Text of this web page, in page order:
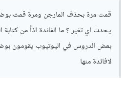
قمت مرة بحذف المارجن ومرة قمت
يحدث اي تغير ؟ ما الفائدة اذاً من
بعض الدروس في اليوتيوب يقومون
لافائدة منها